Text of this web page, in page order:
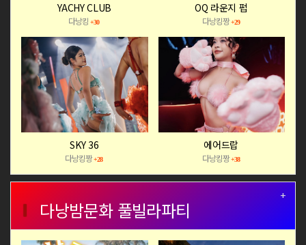
YACHY CLUB
다낭킹+30
OQ 라운지 펍
다낭킹짱+29
SKY 36
다낭킹짱+28
에어드랍
다낭킹짱+38
+
다낭밤문화 풀빌라파티